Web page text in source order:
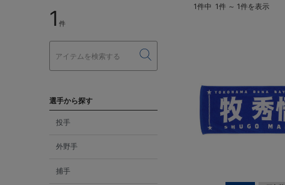
1 件
選手から探す
投手
外野手
捕手
1件中 1件 ～ 1件を表示